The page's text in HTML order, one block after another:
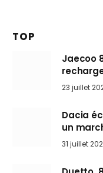
TOP
Jaecoo
arrive
23 juillet
Dacia
un
31 juillet